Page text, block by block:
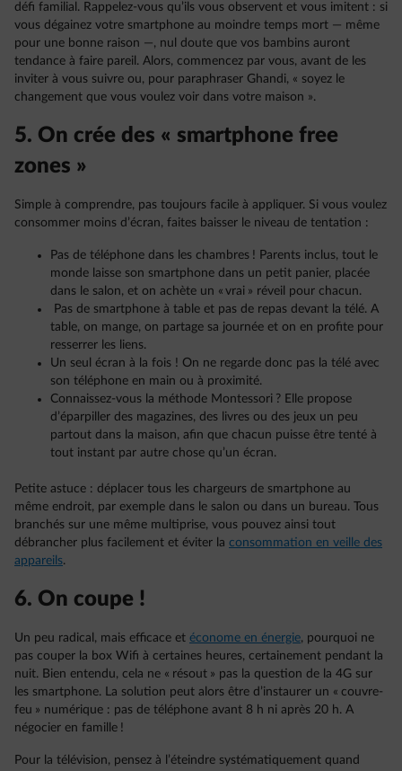
défi familial. Rappelez-vous qu’ils vous observent et vous imitent : si
vous dégainez votre smartphone au moindre temps mort — même
pour une bonne raison —, nul doute que vos bambins auront
tendance à faire pareil. Alors, commencez par vous, avant de les
inviter à vous suivre ou, pour paraphraser Ghandi, « soyez le
changement que vous voulez voir dans votre maison ».
5. On crée des « smartphone free
zones »
Simple à comprendre, pas toujours facile à appliquer. Si vous voulez
consommer moins d’écran, faites baisser le niveau de tentation :
Pas de téléphone dans les chambres ! Parents inclus, tout le
monde laisse son smartphone dans un petit panier, placée
dans le salon, et on achète un « vrai » réveil pour chacun.
Pas de smartphone à table et pas de repas devant la télé. A
table, on mange, on partage sa journée et on en profite pour
resserrer les liens.
Un seul écran à la fois ! On ne regarde donc pas la télé avec
son téléphone en main ou à proximité.
Connaissez-vous la méthode Montessori ? Elle propose
d’éparpiller des magazines, des livres ou des jeux un peu
partout dans la maison, afin que chacun puisse être tenté à
tout instant par autre chose qu’un écran.
Petite astuce : déplacer tous les chargeurs de smartphone au
même endroit, par exemple dans le salon ou dans un bureau. Tous
branchés sur une même multiprise, vous pouvez ainsi tout
débrancher plus facilement et éviter la consommation en veille des
appareils.
6. On coupe !
Un peu radical, mais efficace et économe en énergie, pourquoi ne
pas couper la box Wifi à certaines heures, certainement pendant la
nuit. Bien entendu, cela ne « résout » pas la question de la 4G sur
les smartphone. La solution peut alors être d’instaurer un « couvre-
feu » numérique : pas de téléphone avant 8 h ni après 20 h. A
négocier en famille !
Pour la télévision, pensez à l’éteindre systématiquement quand